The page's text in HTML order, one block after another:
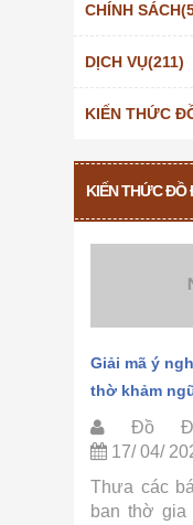
CHÍNH
DỊCH VỤ(211)
KIẾN THỨC
KIẾN THỨC ĐỒ
Giải mã ý
thờ khảm
Đồ
17/ 04/
Thưa các
ban thờ gia